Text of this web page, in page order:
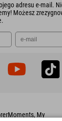
adresu e-mail.
Możesz
My